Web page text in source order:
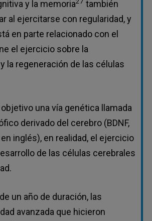
y la memoria
también
al ejercitarse con regularidad, y
en parte relacionado con el
el ejercicio sobre la
la regeneración de las células
una vía genética llamada
derivado del cerebro (BDNF,
inglés), en realidad, el ejercicio
de las células cerebrales
un año de duración, las
avanzada que hicieron